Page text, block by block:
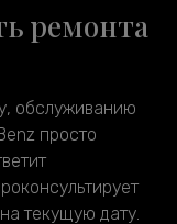
ремонта
обслуживанию
просто
текущую дату.